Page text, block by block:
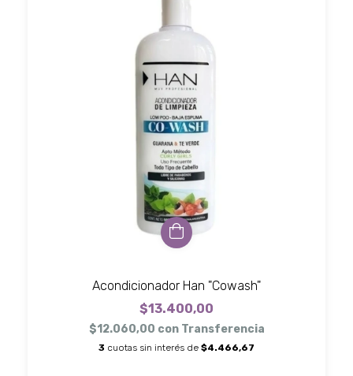
Acondicionador Han "Cowash"
$13.400,00
$12.060,00 con Transferencia
3 cuotas sin interés de $4.466,67